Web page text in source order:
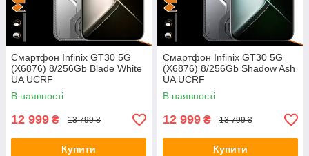
Смартфон Infinix GT30 5G
(X6876) 8/256Gb Blade White
UA UCRF
В наявності
12 999 ₴ 13 799 ₴
Купити
Смартфон Infinix GT30 5G
(X6876) 8/256Gb Shadow Ash
UA UCRF
В наявності
12 999 ₴ 13 799 ₴
Купити